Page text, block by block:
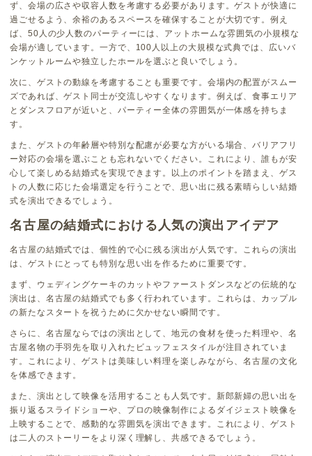
ず、会場の広さや収容人数を考慮する必要があります。ゲストが快適に
過ごせるよう、余裕のあるスペースを確保することが大切です。例え
ば、50人の少人数のパーティーには、アットホームな雰囲気の小規模な
会場が適しています。一方で、100人以上の大規模な式典では、広いバ
ンケットルームや独立したホールを選ぶと良いでしょう。
次に、ゲストの動線を考慮することも重要です。会場内の配置がスムー
ズであれば、ゲスト同士が交流しやすくなります。例えば、食事エリア
とダンスフロアが近いと、パーティー全体の雰囲気が一体感を持ちま
す。
また、ゲストの年齢層や特別な配慮が必要な方がいる場合、バリアフリ
ー対応の会場を選ぶことも忘れないでください。これにより、誰もが安
心して楽しめる結婚式を実現できます。以上のポイントを踏まえ、ゲス
トの人数に応じた会場選定を行うことで、思い出に残る素晴らしい結婚
式を演出できるでしょう。
名古屋の結婚式における人気の演出アイデア
名古屋の結婚式では、個性的で心に残る演出が人気です。これらの演出
は、ゲストにとっても特別な思い出を作るために重要です。
まず、ウェディングケーキのカットやファーストダンスなどの伝統的な
演出は、名古屋の結婚式でも多く行われています。これらは、カップル
の新たなスタートを祝うために欠かせない瞬間です。
さらに、名古屋ならではの演出として、地元の食材を使った料理や、名
古屋名物の手羽先を取り入れたビュッフェスタイルが注目されていま
す。これにより、ゲストは美味しい料理を楽しみながら、名古屋の文化
を体感できます。
また、演出として映像を活用することも人気です。新郎新婦の思い出を
振り返るスライドショーや、プロの映像制作によるダイジェスト映像を
上映することで、感動的な雰囲気を演出できます。これにより、ゲスト
は二人のストーリーをより深く理解し、共感できるでしょう。